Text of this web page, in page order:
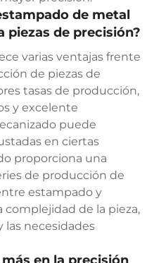
de metal
piezas de precisión?
varias ventajas frente
de piezas de
tasas de producción,
y excelente
puede
en ciertas
proporciona una
de producción de
estampado y
de la pieza,
las necesidades